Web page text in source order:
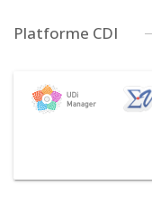
Platforme CDI